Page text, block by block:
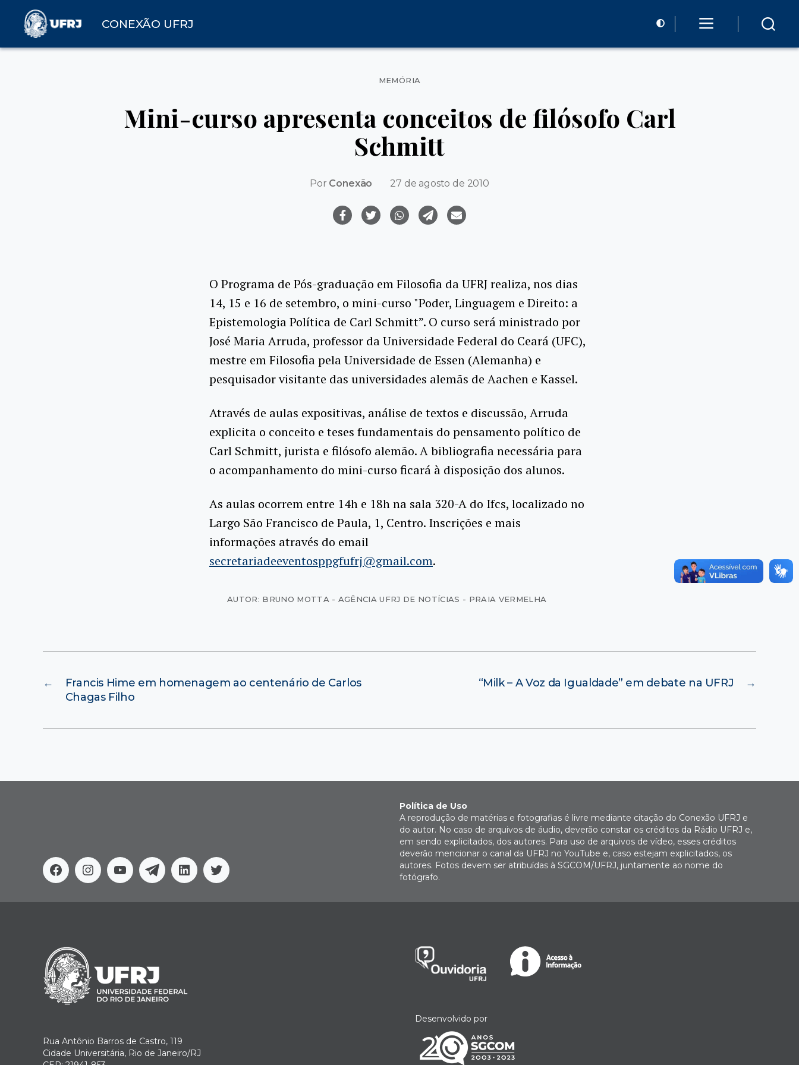
CONEXÃO UFRJ
Categorias
MEMÓRIA
Mini-curso apresenta conceitos de filósofo Carl
Schmitt
Por Conexão 27 de agosto de 2010
O Programa de Pós-graduação em Filosofia da UFRJ realiza, nos dias
14, 15 e 16 de setembro, o mini-curso "Poder, Linguagem e Direito: a
Epistemologia Política de Carl Schmitt”. O curso será ministrado por
José Maria Arruda, professor da Universidade Federal do Ceará (UFC),
mestre em Filosofia pela Universidade de Essen (Alemanha) e
pesquisador visitante das universidades alemãs de Aachen e Kassel.
Através de aulas expositivas, análise de textos e discussão, Arruda
explicita o conceito e teses fundamentais do pensamento político de
Carl Schmitt, jurista e filósofo alemão. A bibliografia necessária para
o acompanhamento do mini-curso ficará à disposição dos alunos.
As aulas ocorrem entre 14h e 18h na sala 320-A do Ifcs, localizado no
Largo São Francisco de Paula, 1, Centro. Inscrições e mais
informações através do email
secretariadeeventosppgfufrj@gmail.com.
AUTOR: BRUNO MOTTA - AGÊNCIA UFRJ DE NOTÍCIAS - PRAIA VERMELHA
←
Francis Hime em homenagem ao centenário de Carlos
Chagas Filho
→
“Milk – A Voz da Igualdade” em debate na UFRJ
FacebookInstagram
YoutubeTelegramLinkedinTwitter
Política de Uso
A reprodução de matérias e fotografias é livre mediante citação do Conexão UFRJ e
do autor. No caso de arquivos de áudio, deverão constar os créditos da Rádio UFRJ e,
em sendo explicitados, dos autores. Para uso de arquivos de vídeo, esses créditos
deverão mencionar o canal da UFRJ no YouTube e, caso estejam explicitados, os
autores. Fotos devem ser atribuídas à SGCOM/UFRJ, juntamente ao nome do
fotógrafo.
Rua Antônio Barros de Castro, 119
Cidade Universitária, Rio de Janeiro/RJ
Desenvolvido por